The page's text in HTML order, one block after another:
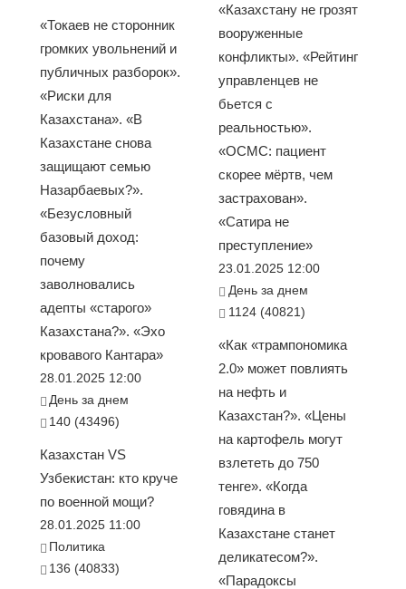
«Токаев не сторонник
громких увольнений и
публичных разборок».
«Риски для
Казахстана». «В
Казахстане снова
защищают семью
Назарбаевых?».
«Безусловный
базовый доход:
почему
заволновались
адепты «старого»
Казахстана?». «Эхо
кровавого Кантара»
28.01.2025 12:00
День за днем
140 (43496)
Казахстан VS
Узбекистан: кто круче
по военной мощи?
28.01.2025 11:00
Политика
136 (40833)
«Казахстану не грозят
вооруженные
конфликты». «Рейтинг
управленцев не
бьется с
реальностью».
«ОСМС: пациент
скорее мёртв, чем
застрахован».
«Сатира не
преступление»
23.01.2025 12:00
День за днем
1124 (40821)
«Как «трампономика
2.0» может повлиять
на нефть и
Казахстан?». «Цены
на картофель могут
взлететь до 750
тенге». «Когда
говядина в
Казахстане станет
деликатесом?».
«Парадоксы